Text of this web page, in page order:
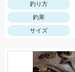
釣り方
釣果
サイズ